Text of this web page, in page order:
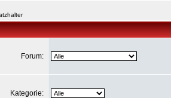
Forum:
Kategorie: